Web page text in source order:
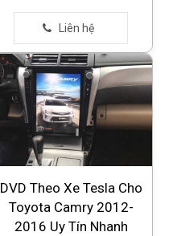
DVD Theo Xe Tesla Cho
Toyota Camry 2012-
2016 Uy Tín Nhanh